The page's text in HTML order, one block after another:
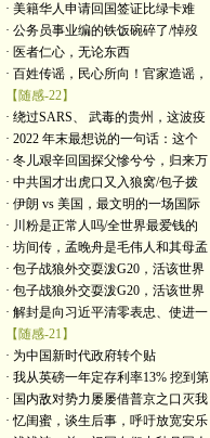
· 美籍华人申请回国签证比绿卡难
· 公务员事业编的铁饭碗碎了/悼歿
· 医者仁心，无论东西
· 百姓传谣，民心所向！官家造谣，
【随感-22】
· 绕过SARS、 武毒的贵州，这波疫
· 2022 年末最想说的一句话：这个
· 冬儿艰辛回国探父慘兮兮，归来万
· 中共国才出虎口又入狼窝/包子拨
· 伊朗 vs 美国，最文明的一场国际
· 川粉是正常人吗/全世界最爱钱的
· 坊间传，孟晚舟是毛伟人和其母孟
· 包子战狼外交耍泼G20，活该世界
· 包子战狼外交耍泼G20，活该世界
· 解封是向习近平清零表忠、使进一
【随感-21】
· 为中国新时代政府转个贴
· 我从英磅一年定存利率13% 挖到第
· 国内敌对势力屡屡借普京之口灭我
· 忆闺蜜，谈生后事，呼吁放宽安乐